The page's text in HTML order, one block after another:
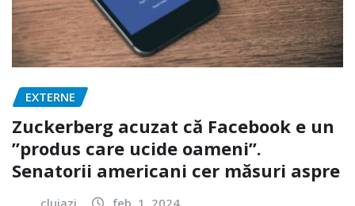
EXTERNE
Zuckerberg acuzat că Facebook e un
”produs care ucide oameni”.
Senatorii americani cer măsuri aspre
clujazi feb. 1, 2024